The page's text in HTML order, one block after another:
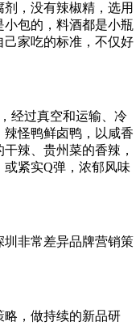
，没有辣椒精，选用
包的，料酒都是小瓶
家吃的标准，不仅好
经过真空和运输、冷
怪鸭鲜卤鸭，以咸香
辣、贵州菜的香辣，
或紧实Q弹，浓郁风味
非常差异品牌营销策
略，做持续的新品研